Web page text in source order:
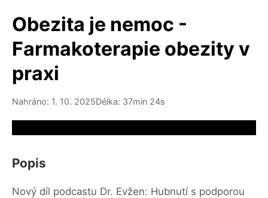
Obezita je nemoc -
Farmakoterapie obezity v
praxi
Nahráno: 1. 10. 2025Délka: 37min 24s
Popis
Nový díl podcastu Dr. Evžen: Hubnutí s podporou